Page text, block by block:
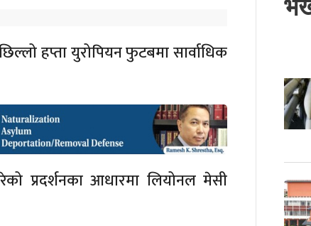
हप्ता युरोपियन फुटबमा सार्वाधिक
प्रदर्शनका आधारमा लियोनल मेसी